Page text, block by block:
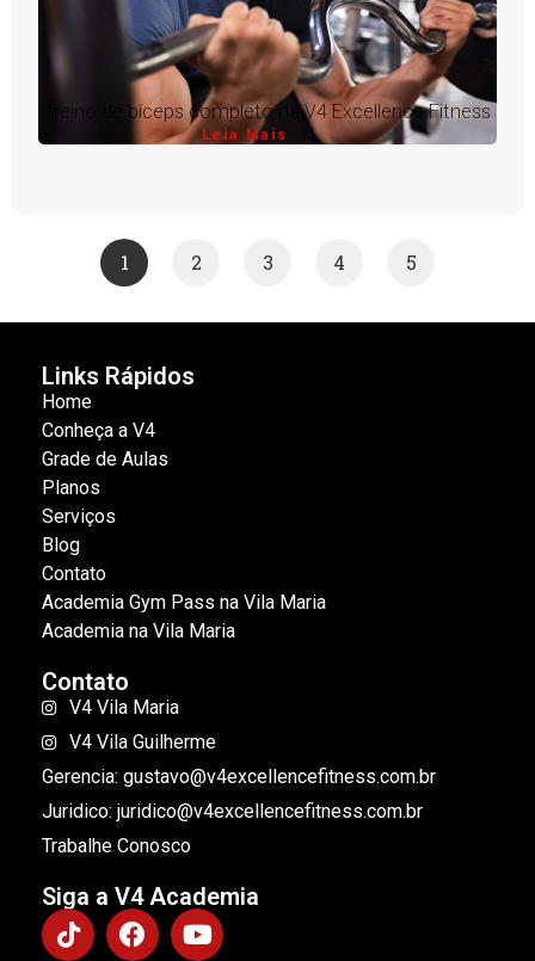
Treino de bíceps completo na V4 Excellence Fitness
Leia Mais
1 2 3 4 5
Links Rápidos
Home
Conheça a V4
Grade de Aulas
Planos
Serviços
Blog
Contato
Academia Gym Pass na Vila Maria
Academia na Vila Maria
Contato
V4 Vila Maria
V4 Vila Guilherme
Gerencia: gustavo@v4excellencefitness.com.br
Juridico: juridico@v4excellencefitness.com.br
Trabalhe Conosco
Siga a V4 Academia